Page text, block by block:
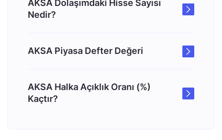
AKSA Dolaşımdaki Hisse Sayısı
Nedir?
AKSA Piyasa Defter Değeri
AKSA Halka Açıklık Oranı (%)
Kaçtır?